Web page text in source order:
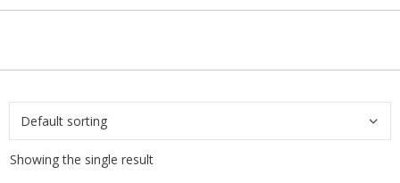
Showing the single result